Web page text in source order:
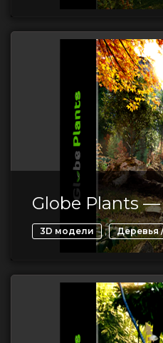
Globe Plants
3D модели , Деревья